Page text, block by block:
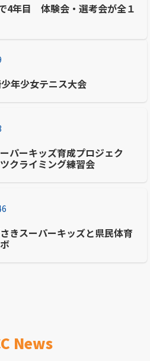
4年目 体験会・選考会が全１
年少女テニス大会
パーキッズ育成プロジェク
クライミング練習会
きスーパーキッズと県民体育
News